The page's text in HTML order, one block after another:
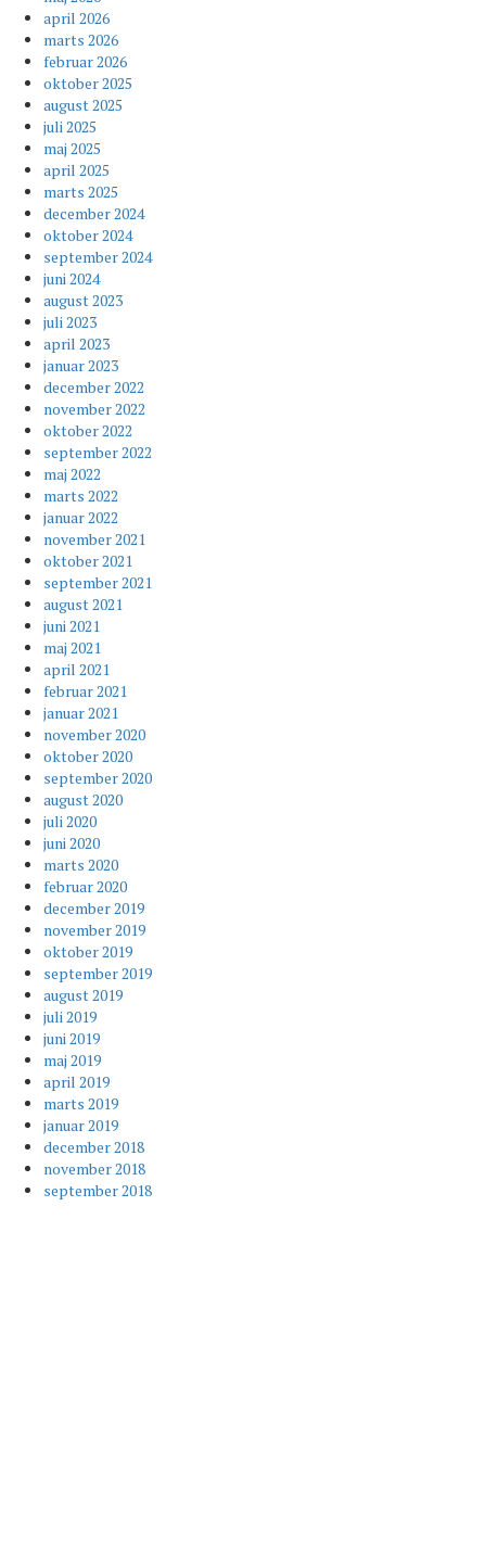
april 2026
marts 2026
februar 2026
oktober 2025
august 2025
juli 2025
maj 2025
april 2025
marts 2025
december 2024
oktober 2024
september 2024
juni 2024
august 2023
juli 2023
april 2023
januar 2023
december 2022
november 2022
oktober 2022
september 2022
maj 2022
marts 2022
januar 2022
november 2021
oktober 2021
september 2021
august 2021
juni 2021
maj 2021
april 2021
februar 2021
januar 2021
november 2020
oktober 2020
september 2020
august 2020
juli 2020
juni 2020
marts 2020
februar 2020
december 2019
november 2019
oktober 2019
september 2019
august 2019
juli 2019
juni 2019
maj 2019
april 2019
marts 2019
januar 2019
december 2018
november 2018
september 2018